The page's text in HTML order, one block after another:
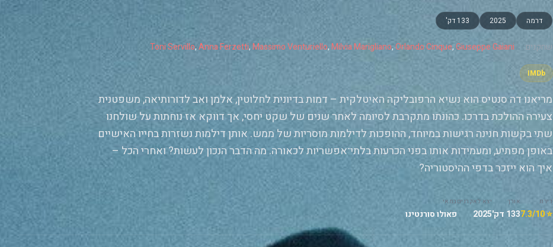
דרמה 2025 133 דק'
שחקנים: Toni Servillo,Anna Ferzetti,Massimo Venturiello,Milvia Marigliano,Orlando Cinque,Giuseppe Gaiani
IMDb
מריאנו דה סנטיס הוא נשיא הרפובליקה האיטלקית – דמות בדיונית לחלוטין, אלמן ואב לדורותיאה, משפטנית
צעירה ההולכת בדרכו. כהונתו מתקרבת לסיומה לאחר שנים של שקט יחסי, אך דווקא אז נוחתות על שולחנו
שתי בקשות חנינה רגישות במיוחד, ההופכות לדילמות מוסריות של ממש. אותן דילמות נשזרות בחייו האישיים
באופן מפתיע, ומעמידות אותו בפני הכרעות בלתי־אפשריות לכאורה. מה הדבר הנכון לעשות? ואחרי הכל –
איך הוא ייזכר בדפי ההיסטוריה?
דירוג
⭐ 7.3/10
אורך
133 דק'
יצא לאקרנים
2025
במאי
פאולו סורנטינו